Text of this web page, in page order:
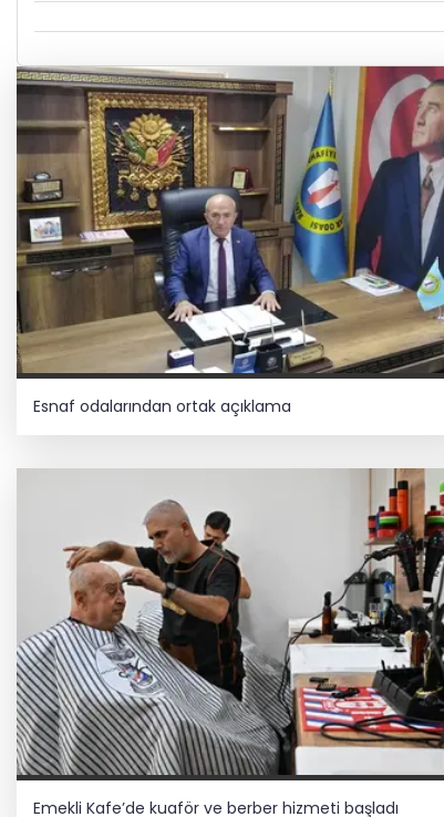
Esnaf odalarından ortak açıklama
Emekli Kafe’de kuaför ve berber hizmeti başladı